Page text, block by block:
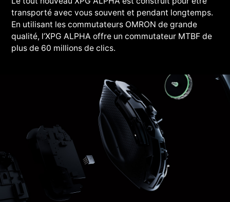
transporté avec vous souvent et pendant longtemps.
En utilisant les commutateurs OMRON de grande
qualité, l’XPG ALPHA offre un commutateur MTBF de
plus de 60 millions de clics.